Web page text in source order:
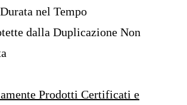
nel Tempo
dalla Duplicazione Non
Prodotti Certificati e